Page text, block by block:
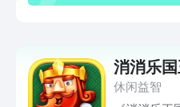
消消乐
休闲益智